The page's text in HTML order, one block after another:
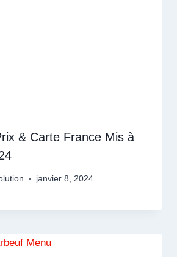
& Carte France Mis à
janvier 8, 2024